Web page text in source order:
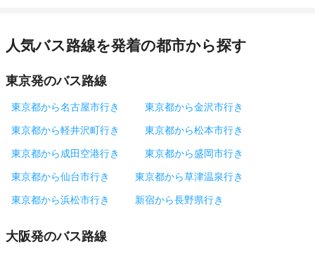
人気バス路線を発着の都市から探す
東京発のバス路線
東京都から名古屋市行き
東京都から金沢市行き
東京都から軽井沢町行き
東京都から松本市行き
東京都から成田空港行き
東京都から盛岡市行き
東京都から仙台市行き
東京都から草津温泉行き
東京都から浜松市行き
新宿から長野県行き
大阪発のバス路線